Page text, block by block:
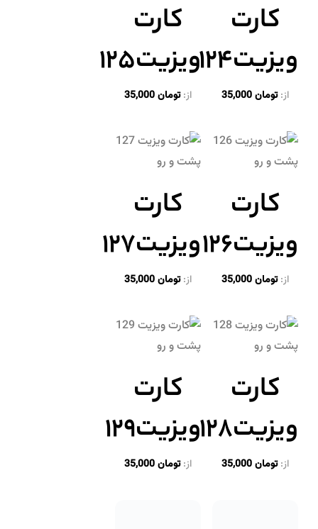
کارت
ویزیت۱۲۴
از:تومان
کارت
ویزیت۱۲۵
از:تومان
کارت
ویزیت۱۲۶
از:تومان
کارت
ویزیت۱۲۷
از:تومان
کارت
ویزیت۱۲۸
از:تومان
کارت
ویزیت۱۲۹
از:تومان